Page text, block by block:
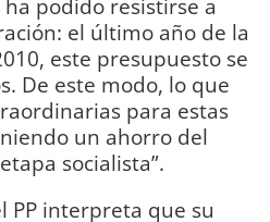
el último año de la
este presupuesto se
De este modo, lo que
para estas
un ahorro del
socialista”.
PP interpreta que su